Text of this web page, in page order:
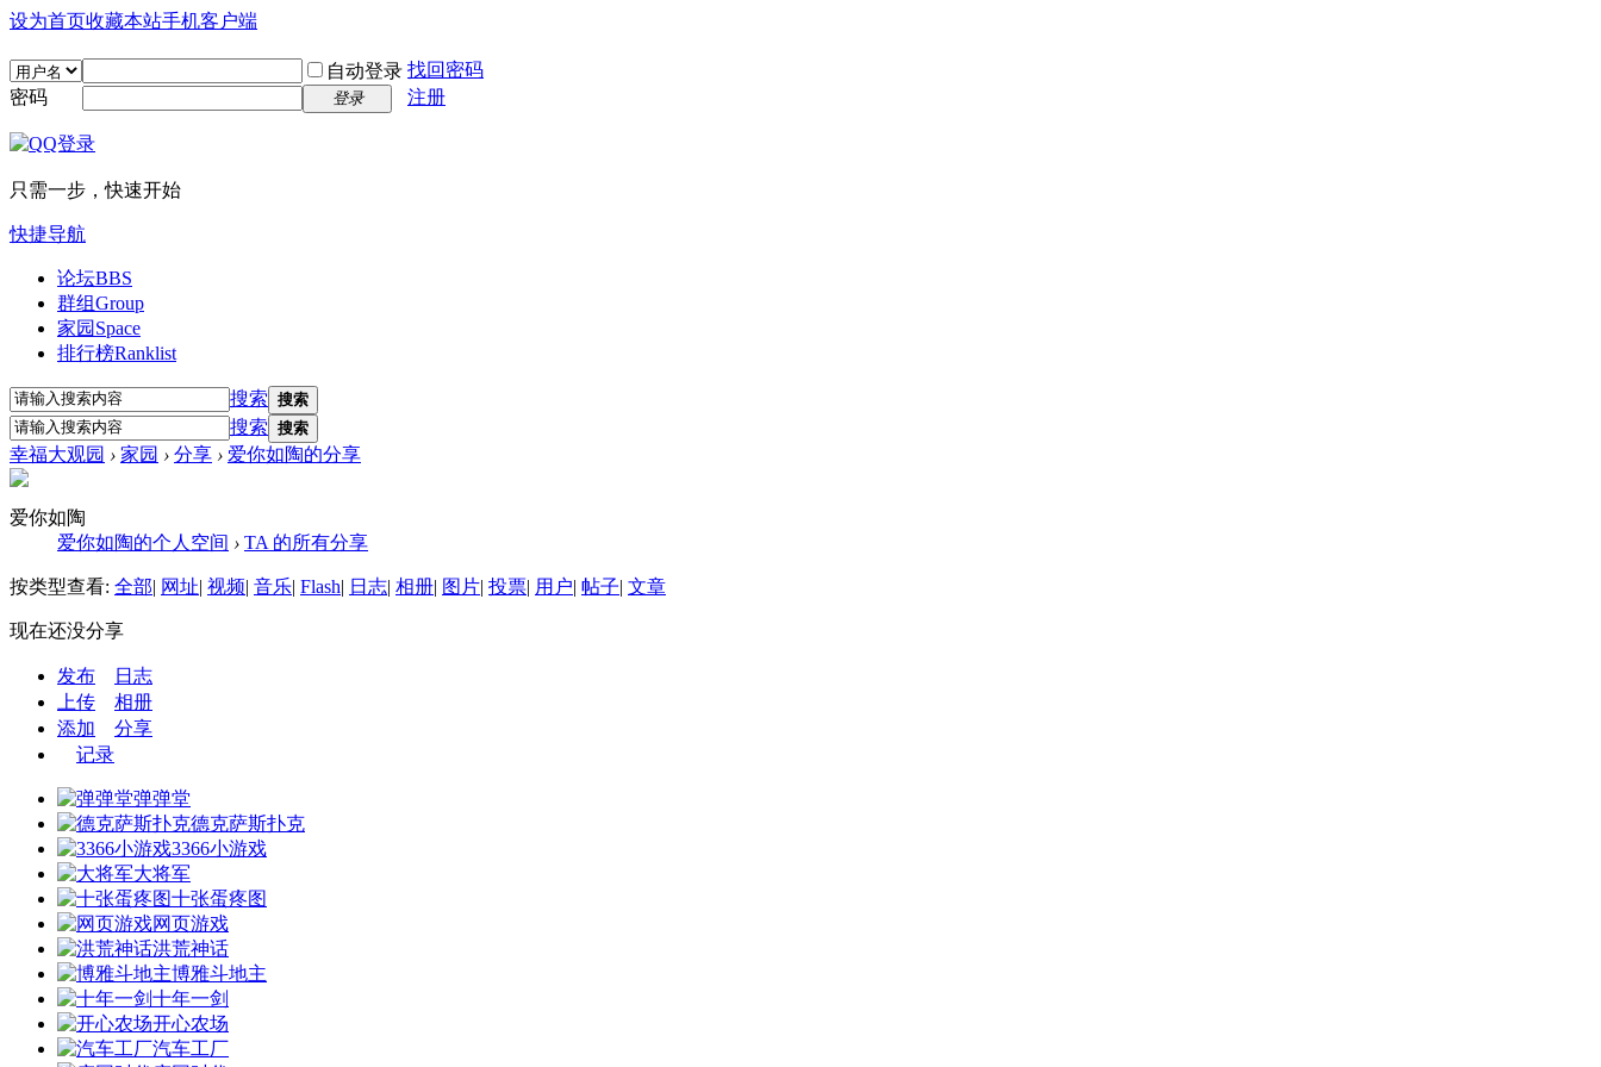
设为首页收藏本站手机客户端
自动登录 找回密码
密码
登录 注册
只需一步，快速开始
快捷导航
论坛BBS
群组Group
家园 Space
排行榜Ranklist
搜索 搜索
搜索 搜索
幸福大观园 › 家园 › 分享 › 爱你如陶的分享
爱你如陶
爱你如陶的个人空间 › TA 的所有分享
按类型查看: 全部| 网址| 视频| 音乐| Flash| 日志| 相册| 图片| 投票| 用户| 帖子| 文章
现在还没分享
发布
日志
上传
相册
添加
分享
记录
弹弹堂
德克萨斯扑克
3366小游戏
大将军
十张蛋疼图
网页游戏
洪荒神话
博雅斗地主
十年一剑
开心农场
汽车工厂